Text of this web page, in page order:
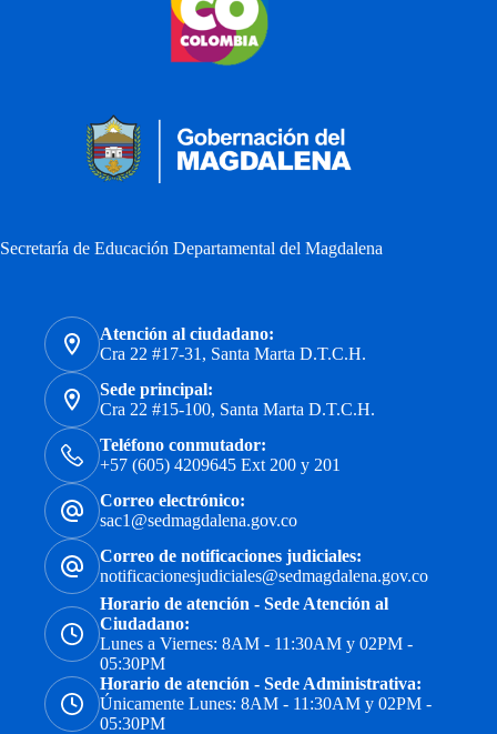
Secretaría de Educación Departamental del Magdalena
Atención al ciudadano:
Cra 22 #17-31, Santa Marta D.T.C.H.
Sede principal:
Cra 22 #15-100, Santa Marta D.T.C.H.
Teléfono conmutador:
+57 (605) 4209645 Ext 200 y 201
Correo electrónico:
sac1@sedmagdalena.gov.co
Correo de notificaciones judiciales:
notificacionesjudiciales@sedmagdalena.gov.co
Horario de atención - Sede Atención al
Ciudadano:
Lunes a Viernes: 8AM - 11:30AM y 02PM -
05:30PM
Horario de atención - Sede Administrativa:
Únicamente Lunes: 8AM - 11:30AM y 02PM -
05:30PM